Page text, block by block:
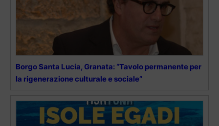
Borgo Santa Lucia, Granata: “Tavolo permanente per
la rigenerazione culturale e sociale”